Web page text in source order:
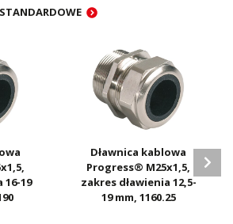
16-19
Dławnica kablowa
Progress® M25x1,5,
zakres dławienia 12,5-
19 mm, 1160.25